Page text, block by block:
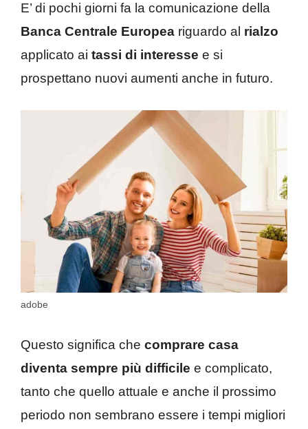
E’ di pochi giorni fa la comunicazione della
Banca Centrale Europea riguardo al rialzo
applicato ai tassi di interesse e si
prospettano nuovi aumenti anche in futuro.
adobe
Questo significa che comprare casa
diventa sempre più difficile e complicato,
tanto che quello attuale e anche il prossimo
periodo non sembrano essere i tempi migliori